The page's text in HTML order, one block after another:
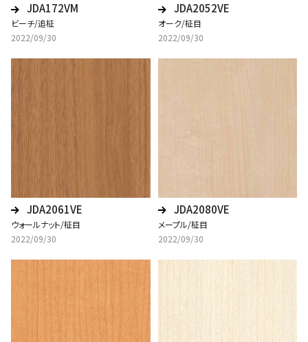
JDA172VM
ビーチ/追柾
2022/09/30
JDA2052VE
オーク/柾目
2022/09/30
JDA2061VE
ウォールナット/柾目
2022/09/30
JDA2080VE
メープル/柾目
2022/09/30